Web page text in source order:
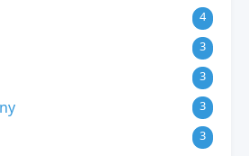
4
3
3
3
3